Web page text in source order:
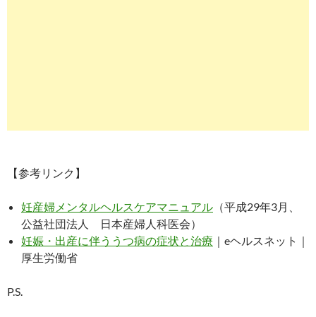
【参考リンク】
妊産婦メンタルヘルスケアマニュアル （平成29年3月、
公益社団法人 日本産婦人科医会）
妊娠・出産に伴ううつ病の症状と治療 ｜eヘルスネット｜
厚生労働省
P.S.